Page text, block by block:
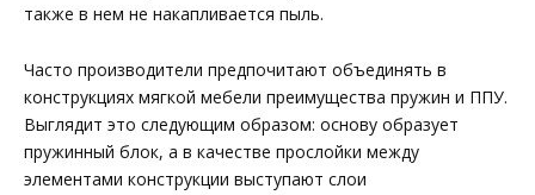
также в нем не накапливается пыль.
Часто производители предпочитают объединять в
конструкциях мягкой мебели преимущества пружин и ППУ.
Выглядит это следующим образом: основу образует
пружинный блок, а в качестве прослойки между
элементами конструкции выступают слои